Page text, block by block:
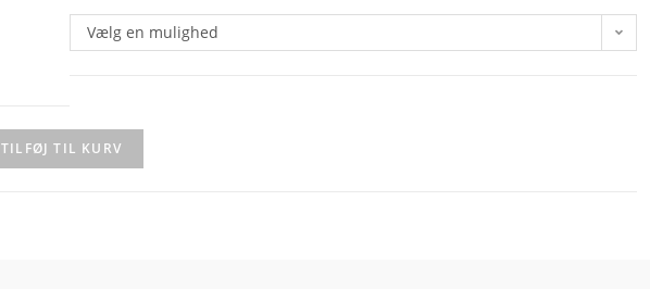
Vælg en mulighed
TILFØJ TIL KURV